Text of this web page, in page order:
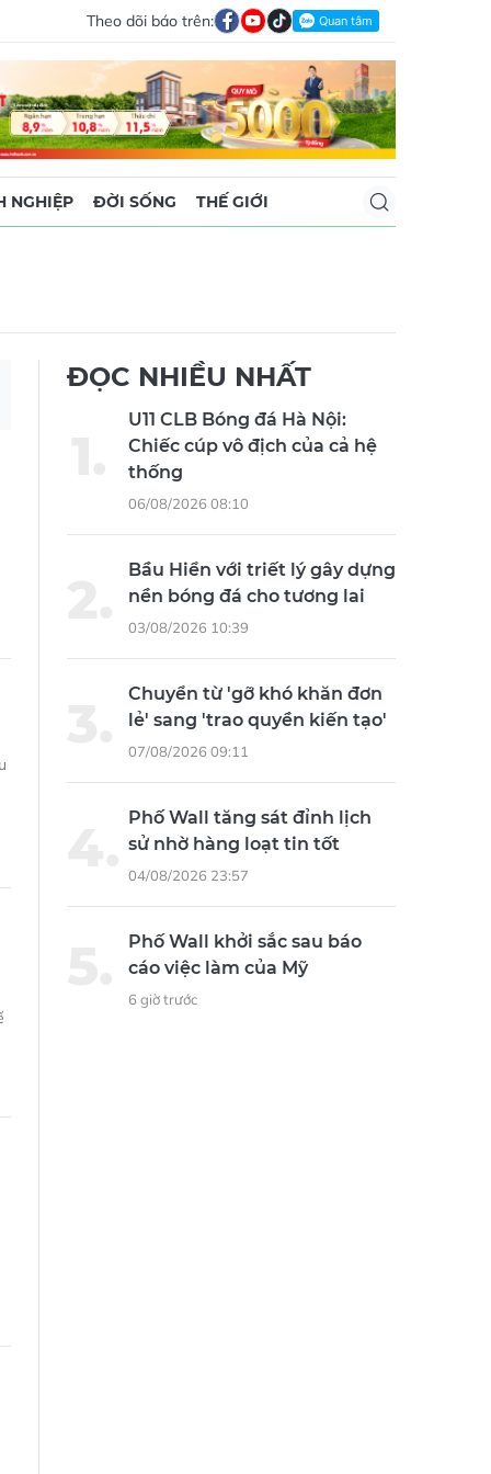
Theo dõi báo trên:
NGHIỆP ĐỜI SỐNG THẾ GIỚI
ĐỌC NHIỀU NHẤT
U11 CLB Bóng đá Hà Nội:
Chiếc cúp vô địch của cả hệ
thống
06/08/2026 08:10
Bầu Hiển với triết lý gây dựng
nền bóng đá cho tương lai
03/08/2026 10:39
Chuyển từ 'gỡ khó khăn đơn
lẻ' sang 'trao quyền kiến tạo'
07/08/2026 09:11
Phố Wall tăng sát đỉnh lịch
sử nhờ hàng loạt tin tốt
04/08/2026 23:57
Phố Wall khởi sắc sau báo
cáo việc làm của Mỹ
6 giờ trước